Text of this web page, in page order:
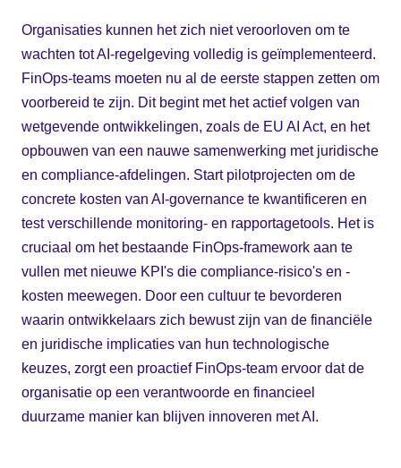
Organisaties kunnen het zich niet veroorloven om te
wachten tot AI-regelgeving volledig is geïmplementeerd.
FinOps-teams moeten nu al de eerste stappen zetten om
voorbereid te zijn. Dit begint met het actief volgen van
wetgevende ontwikkelingen, zoals de EU AI Act, en het
opbouwen van een nauwe samenwerking met juridische
en compliance-afdelingen. Start pilotprojecten om de
concrete kosten van AI-governance te kwantificeren en
test verschillende monitoring- en rapportagetools. Het is
cruciaal om het bestaande FinOps-framework aan te
vullen met nieuwe KPI's die compliance-risico's en -
kosten meewegen. Door een cultuur te bevorderen
waarin ontwikkelaars zich bewust zijn van de financiële
en juridische implicaties van hun technologische
keuzes, zorgt een proactief FinOps-team ervoor dat de
organisatie op een verantwoorde en financieel
duurzame manier kan blijven innoveren met AI.